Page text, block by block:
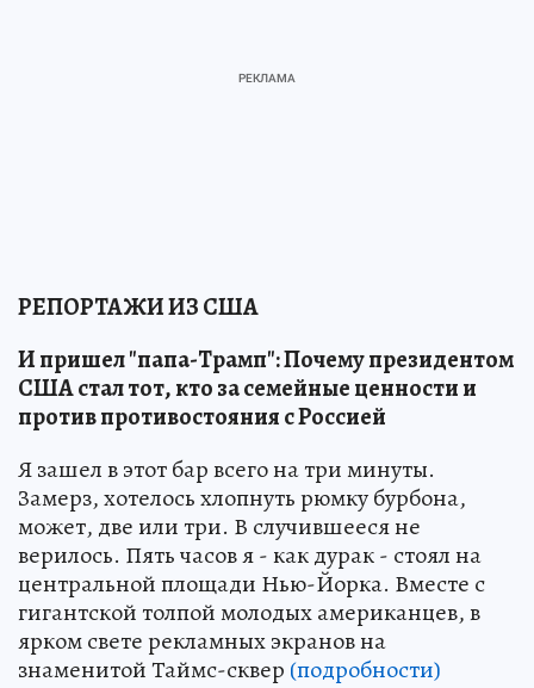
РЕПОРТАЖИ ИЗ США
И пришел "папа-Трамп": Почему президентом
США стал тот, кто за семейные ценности и
против противостояния с Россией
Я зашел в этот бар всего на три минуты.
Замерз, хотелось хлопнуть рюмку бурбона,
может, две или три. В случившееся не
верилось. Пять часов я - как дурак - стоял на
центральной площади Нью-Йорка. Вместе с
гигантской толпой молодых американцев, в
ярком свете рекламных экранов на
знаменитой Таймс-сквер (подробности)